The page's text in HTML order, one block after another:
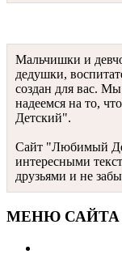
Мальчишки и
дедушки,
создан для вас.
надеемся на то,
Детский".
Сайт "Любимый
интересными
друзьями и не
МЕНЮ САЙТА